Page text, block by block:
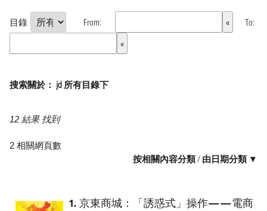
目錄 From: To:
搜索關於： jd 所有目錄下
12 結果 找到
2 相關網頁數
按相關內容分類/ 由日期分類 ▼
1. 京東商城：「誘惑式」操作——電商